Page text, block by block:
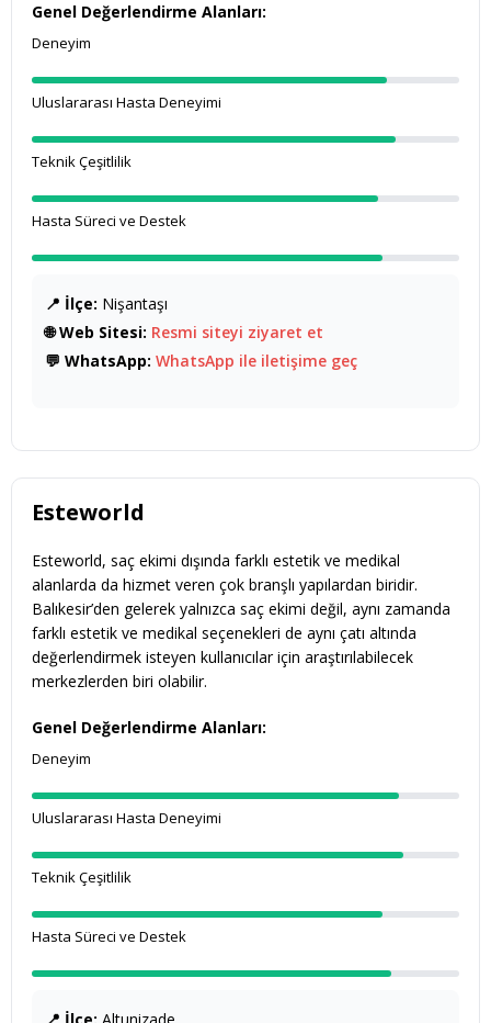
Genel Değerlendirme Alanları:
Deneyim
Uluslararası Hasta Deneyimi
Teknik Çeşitlilik
Hasta Süreci ve Destek
📍 İlçe: Nişantaşı
🌐 Web Sitesi: Resmi siteyi ziyaret et
💬 WhatsApp: WhatsApp ile iletişime geç
Esteworld
Esteworld, saç ekimi dışında farklı estetik ve medikal
alanlarda da hizmet veren çok branşlı yapılardan biridir.
Balıkesir’den gelerek yalnızca saç ekimi değil, aynı zamanda
farklı estetik ve medikal seçenekleri de aynı çatı altında
değerlendirmek isteyen kullanıcılar için araştırılabilecek
merkezlerden biri olabilir.
Genel Değerlendirme Alanları:
Deneyim
Uluslararası Hasta Deneyimi
Teknik Çeşitlilik
Hasta Süreci ve Destek